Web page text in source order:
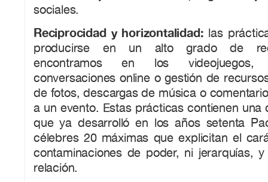
sociales.
Reciprocidad y horizontalidad: las
producirse en un alto grado de
encontramos en los videojuegos,
conversaciones online o gestión de
de fotos, descargas de música o
a un evento. Estas prácticas contienen una
que ya desarrolló en los años setenta
célebres 20 máximas que explicitan el
contaminaciones de poder, ni jerarquías,
relación.